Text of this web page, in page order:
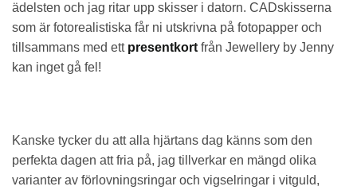
ädelsten och jag ritar upp skisser i datorn. CADskisserna
som är fotorealistiska får ni utskrivna på fotopapper och
tillsammans med ett presentkort från Jewellery by Jenny
kan inget gå fel!
Kanske tycker du att alla hjärtans dag känns som den
perfekta dagen att fria på, jag tillverkar en mängd olika
varianter av förlovningsringar och vigselringar i vitguld,